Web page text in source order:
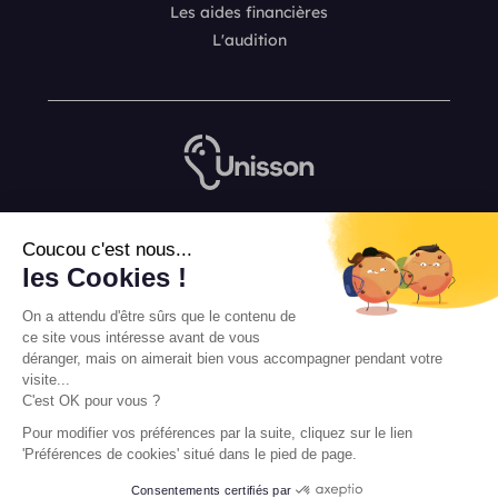
Coucou c'est nous...
les Cookies !
On a attendu d'être sûrs que le contenu de
ce site vous intéresse avant de vous
déranger, mais on aimerait bien vous accompagner pendant votre
visite...
C'est OK pour vous ?
Pour modifier vos préférences par la suite, cliquez sur le lien
'Préférences de cookies' situé dans le pied de page.
Consentements certifiés par
Les aides financières
L'audition
L’équipe de rédaction Unisson
Conditions Générales de Vente